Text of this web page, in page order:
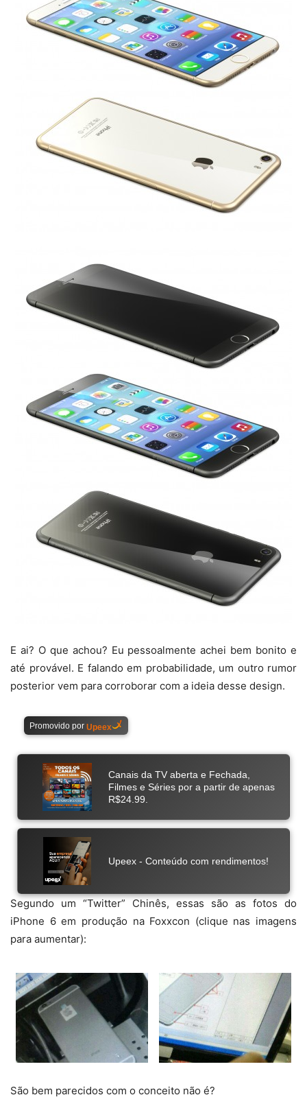
E ai? O que achou? Eu pessoalmente achei bem bonito e
até provável. E falando em probabilidade, um outro rumor
posterior vem para corroborar com a ideia desse design.
Segundo um “Twitter” Chinês, essas são as fotos do
iPhone 6 em produção na Foxxcon (clique nas imagens
para aumentar):
São bem parecidos com o conceito não é?